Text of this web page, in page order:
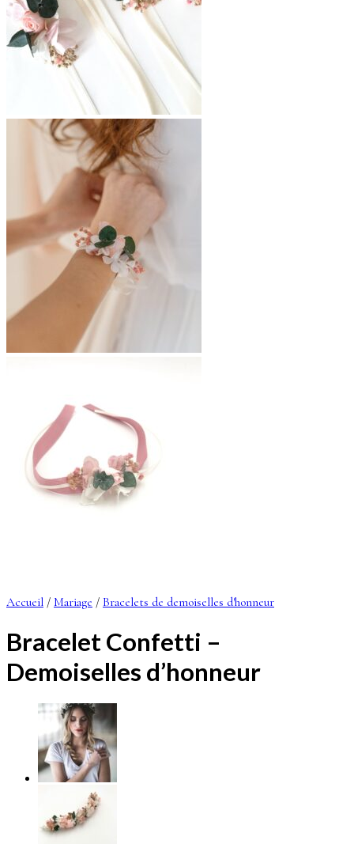
Accueil / Mariage / Bracelets de demoiselles d'honneur
Bracelet Confetti –
Demoiselles d’honneur